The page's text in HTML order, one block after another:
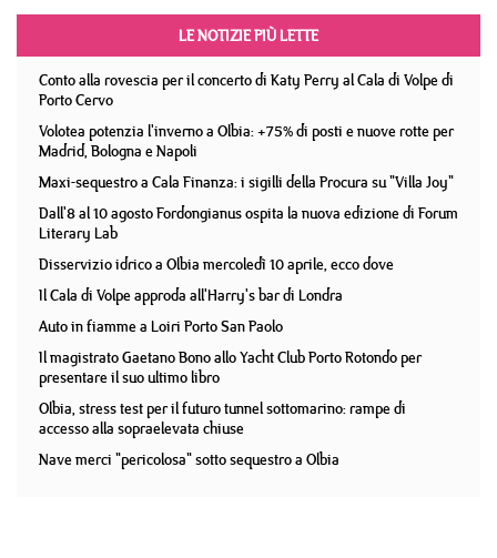
LE NOTIZIE PIÙ LETTE
Conto alla rovescia per il concerto di Katy Perry al Cala di Volpe di
Porto Cervo
Volotea potenzia l'inverno a Olbia: +75% di posti e nuove rotte per
Madrid, Bologna e Napoli
Maxi-sequestro a Cala Finanza: i sigilli della Procura su "Villa Joy"
Dall'8 al 10 agosto Fordongianus ospita la nuova edizione di Forum
Literary Lab
Disservizio idrico a Olbia mercoledì 10 aprile, ecco dove
Il Cala di Volpe approda all'Harry's bar di Londra
Auto in fiamme a Loiri Porto San Paolo
Il magistrato Gaetano Bono allo Yacht Club Porto Rotondo per
presentare il suo ultimo libro
Olbia, stress test per il futuro tunnel sottomarino: rampe di
accesso alla sopraelevata chiuse
Nave merci "pericolosa" sotto sequestro a Olbia